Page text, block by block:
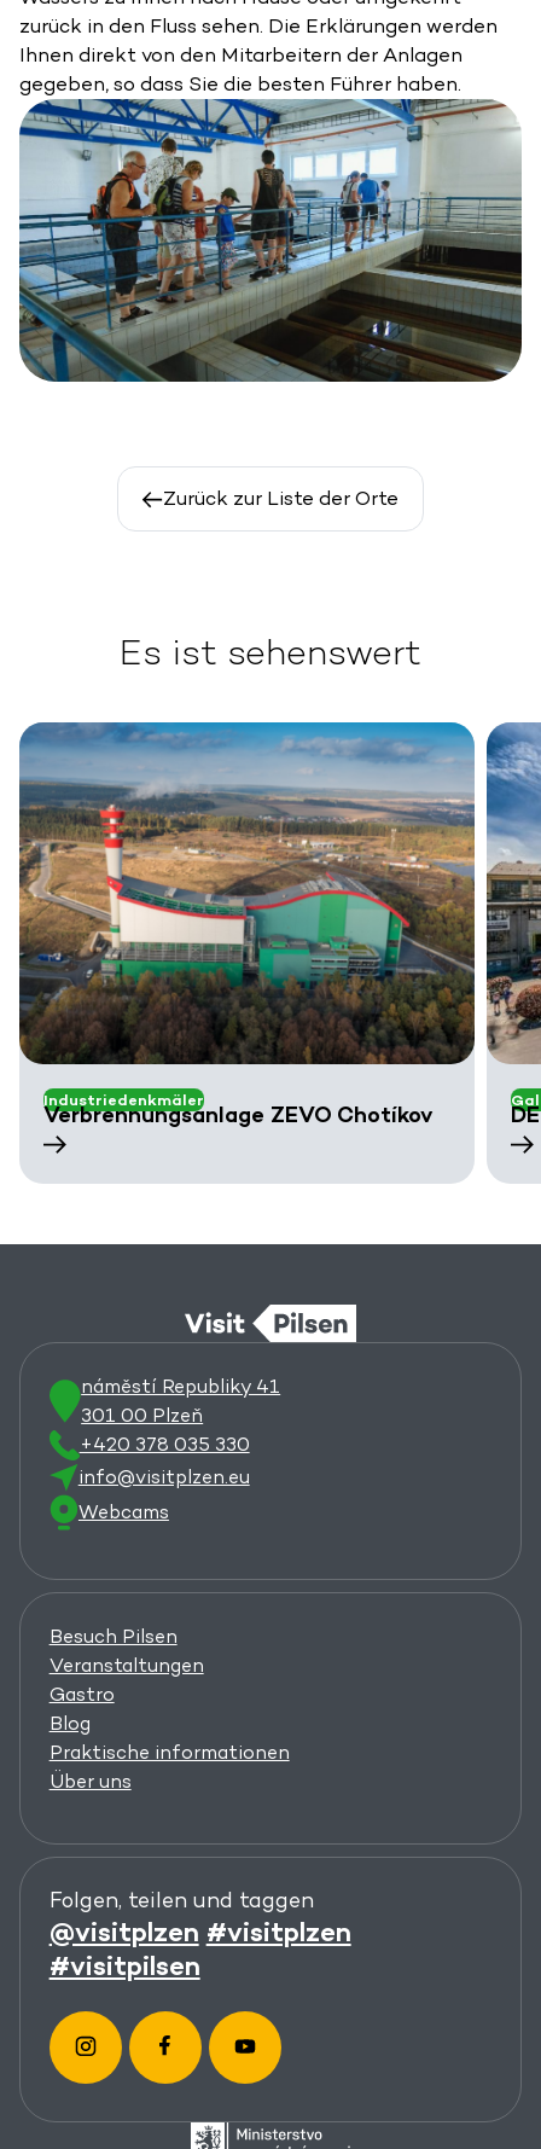
zurück in den Fluss sehen. Die Erklärungen werden
Ihnen direkt von den Mitarbeitern der Anlagen
gegeben, so dass Sie die besten Führer haben.
Zurück zur Liste der Orte
Es ist sehenswert
Industriedenkmäler
Verbrennungsanlage ZEVO Chotíkov
náměstí Republiky 41
301 00 Plzeň
+420 378 035 330
info@visitplzen.eu
Webcams
Besuch Pilsen
Veranstaltungen
Gastro
Blog
Praktische informationen
Über uns
Folgen, teilen und taggen
@visitplzen #visitplzen
#visitpilsen